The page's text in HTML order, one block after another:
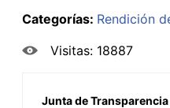
Categorías: Rendición
Visitas: 18887
Junta de